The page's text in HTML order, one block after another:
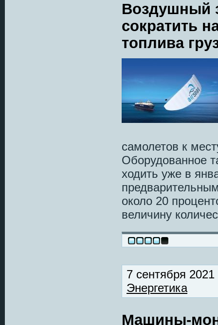
Воздушный
сократить
топлива
самолетов к
Оборудованное
ходить уже в
около 20
величину
7 сентября
Энергетика
Машины-